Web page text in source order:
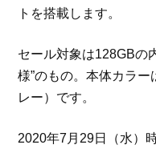
トを搭載します。
セール対象は128GBの
様”のもの。本体カラ
レー）です。
2020年7月29日（水）